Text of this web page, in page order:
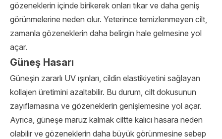
gözeneklerin içinde birikerek onları tıkar ve daha geniş
görünmelerine neden olur. Yeterince temizlenmeyen cilt,
zamanla gözeneklerin daha belirgin hale gelmesine yol
açar.
Güneş Hasarı
Güneşin zararlı UV ışınları, cildin elastikiyetini sağlayan
kollajen üretimini azaltabilir. Bu durum, cilt dokusunun
zayıflamasına ve gözeneklerin genişlemesine yol açar.
Ayrıca, güneşe maruz kalmak ciltte kalıcı hasara neden
olabilir ve gözeneklerin daha büyük görünmesine sebep